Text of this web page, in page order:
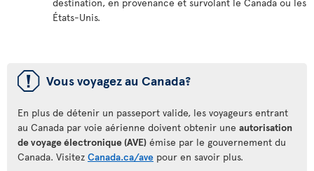
États-Unis.
ü Vous voyagez au Canada?
En plus de détenir un passeport valide, les voyageurs entrant
au Canada par voie aérienne doivent obtenir une autorisation
de voyage électronique (AVE) émise par le gouvernement du
Canada. Visitez Canada.ca/ave pour en savoir plus.